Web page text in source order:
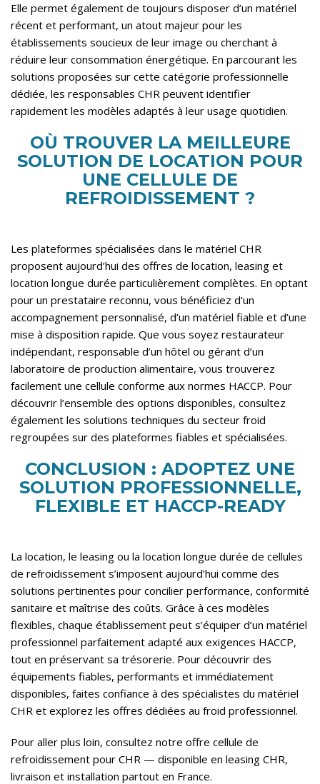
Elle permet également de toujours disposer d’un matériel
récent et performant, un atout majeur pour les
établissements soucieux de leur image ou cherchant à
réduire leur consommation énergétique. En parcourant les
solutions proposées sur cette catégorie professionnelle
dédiée, les responsables CHR peuvent identifier
rapidement les modèles adaptés à leur usage quotidien.
OÙ TROUVER LA MEILLEURE
SOLUTION DE LOCATION POUR
UNE CELLULE DE
REFROIDISSEMENT ?
Les plateformes spécialisées dans le matériel CHR
proposent aujourd’hui des offres de location, leasing et
location longue durée particulièrement complètes. En optant
pour un prestataire reconnu, vous bénéficiez d’un
accompagnement personnalisé, d’un matériel fiable et d’une
mise à disposition rapide. Que vous soyez restaurateur
indépendant, responsable d’un hôtel ou gérant d’un
laboratoire de production alimentaire, vous trouverez
facilement une cellule conforme aux normes HACCP. Pour
découvrir l’ensemble des options disponibles, consultez
également les solutions techniques du secteur froid
regroupées sur des plateformes fiables et spécialisées.
CONCLUSION : ADOPTEZ UNE
SOLUTION PROFESSIONNELLE,
FLEXIBLE ET HACCP-READY
La location, le leasing ou la location longue durée de cellules
de refroidissement s’imposent aujourd’hui comme des
solutions pertinentes pour concilier performance, conformité
sanitaire et maîtrise des coûts. Grâce à ces modèles
flexibles, chaque établissement peut s’équiper d’un matériel
professionnel parfaitement adapté aux exigences HACCP,
tout en préservant sa trésorerie. Pour découvrir des
équipements fiables, performants et immédiatement
disponibles, faites confiance à des spécialistes du matériel
CHR et explorez les offres dédiées au froid professionnel.
Pour aller plus loin, consultez notre offre cellule de
refroidissement pour CHR — disponible en leasing CHR,
livraison et installation partout en France.